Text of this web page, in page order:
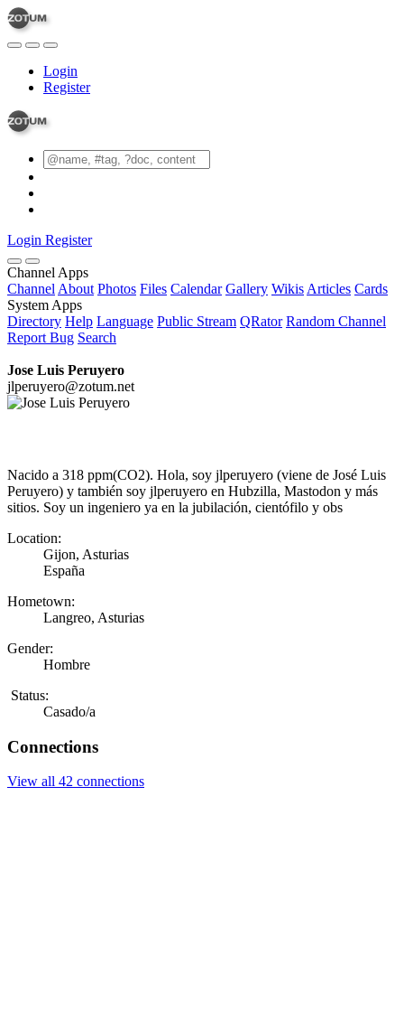
Login
Register
Login Register
Channel Apps
Channel About Photos Files Calendar Gallery Wikis Articles Cards
System Apps
Directory Help Language Public Stream QRator Random Channel
Report Bug Search
Jose Luis Peruyero
jlperuyero@zotum.net
Nacido a 318 ppm(CO2). Hola, soy jlperuyero (viene de José Luis
Peruyero) y también soy jlperuyero en Hubzilla, Mastodon y más
sitios. Soy un ingeniero ya en la jubilación, cientófilo y obs
Location:
Gijon, Asturias
España
Hometown:
Langreo, Asturias
Gender:
Hombre
Status:
Casado/a
Connections
View all 42 connections